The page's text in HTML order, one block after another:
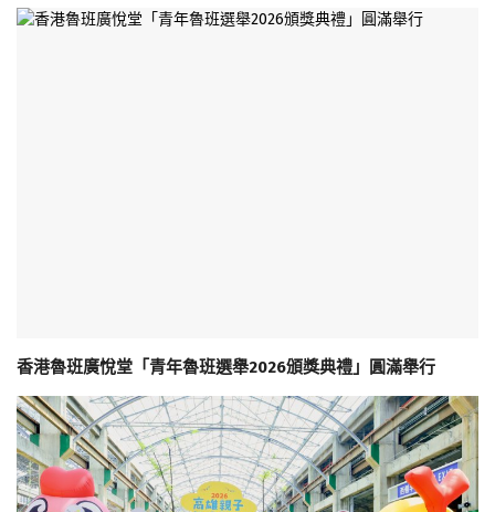
香港魯班廣悅堂「青年魯班選舉2026頒獎典禮」圓滿舉行